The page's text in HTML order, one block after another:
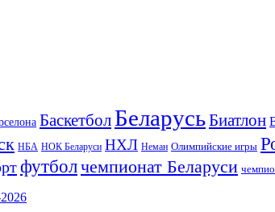
Баскетбол БеларусьБиатлон
НБА НОК Беларуси НХЛ Неман Олимпийские игры
футболчемпионат Беларуси